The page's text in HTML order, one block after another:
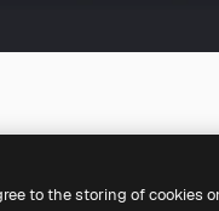
to the storing of cookies